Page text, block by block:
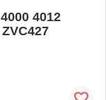
4012